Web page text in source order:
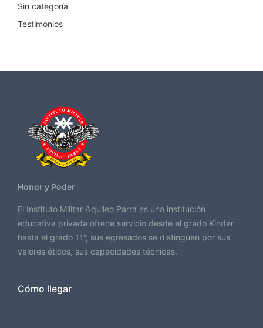
Sin categoría
Testimonios
Honor y Poder
El Instituto Militar Aquileo Parra es una institución
educativa privada ofrece servicio desde el grado Kinder
hasta el grado 11°, sus egresados se distinguen por sus
valores éticos, sus capacidades técnicas.
Cómo llegar